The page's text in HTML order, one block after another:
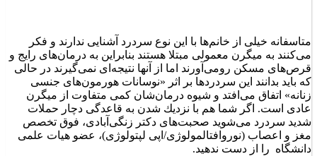
متاسفانه خیلی از خانم‌ها با این نوع سردرد آشنایی ندارند و فكر
می‌كنند به میگرن معمولی مبتلا هستند بنابراین به درمان‌های رایج و
قرص‌های مسكن رومی‌آورند اما از آنها نتیجه‌ای نمی‌گیرند در حالی
كه باید بدانند این سردردها بر اثر «نوسانات هورمون‌های جنسی
زنانه» اتفاق می‌افتد و شیوه درمان‌شان كمی متفاوت از میگرن
عادی است. اگر شما هم با نزدیك شدن به قاعدگی دچار حملات
شدید سردرد می‌شوید صحبت‌های دكتر زنگی‌آبادی، فوق تخصص
مغز و اعصاب (نوروافتالمولوژی/اپی لپتولوژی)، عضو هیات علمی
دانشگاه را از دست ندهید.